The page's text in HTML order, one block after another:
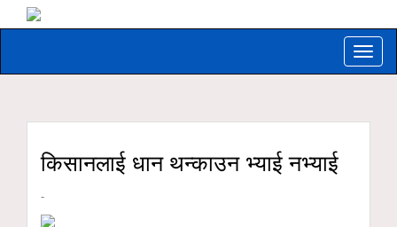
Toggle
किसानलाई धान थन्काउन भ्याई नभ्याई
-